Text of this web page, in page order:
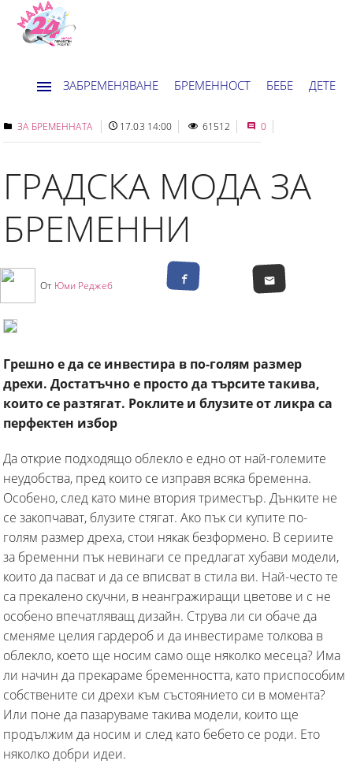
ЗАБРЕМЕНЯВАНЕ БРЕМЕННОСТ БЕБЕ ДЕТЕ
ДОМ НОВИНИ ХОРОСКОП
ЗА БРЕМЕННАТА 17.03 14:00 61512 0
ГРАДСКА МОДА ЗА
БРЕМЕННИ
От Юми Реджеб
Грешно е да се инвестира в по-голям размер
дрехи. Достатъчно е просто да търсите такива,
които се разтягат. Роклите и блузите от ликра са
перфектен избор
Да открие подходящо облекло е едно от най-големите
неудобства, пред които се изправя всяка бременна.
Особено, след като мине втория триместър. Дънките не
се закопчават, блузите стягат. Ако пък си купите по-
голям размер дреха, стои някак безформено. В сериите
за бременни пък невинаги се предлагат хубави модели,
които да пасват и да се вписват в стила ви. Най-често те
са прекалено скучни, в неангражиращи цветове и с не
особено впечатляващ дизайн. Струва ли си обаче да
сменяме целия гардероб и да инвестираме толкова в
облекло, което ще носим само още няколко месеца? Има
ли начин да прекараме бременността, като приспособим
собствените си дрехи към състоянието си в момента?
Или поне да пазаруваме такива модели, които ще
продължим да носим и след като бебето се роди. Ето
няколко добри идеи.